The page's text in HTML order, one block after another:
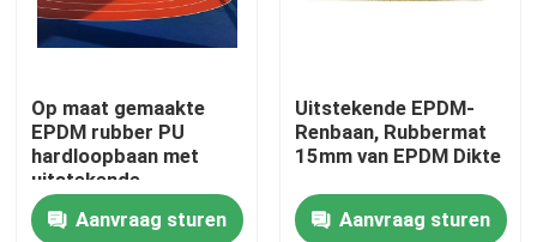
Fabriekstour
Kwaliteitscontrole
Neem contact met ons op
Op maat gemaakte
EPDM rubber PU
hardloopbaan met
uitstekende
schokabsorptie en
UV-weerstand
Aanvraag sturen
Uitstekende EPDM-
Renbaan, Rubbermat
15mm van EPDM Dikte
Aanvraag sturen